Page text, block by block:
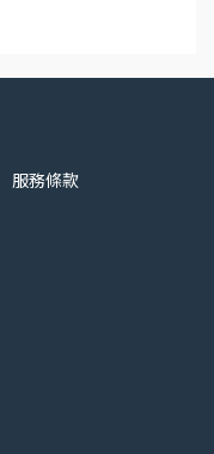
服務條款